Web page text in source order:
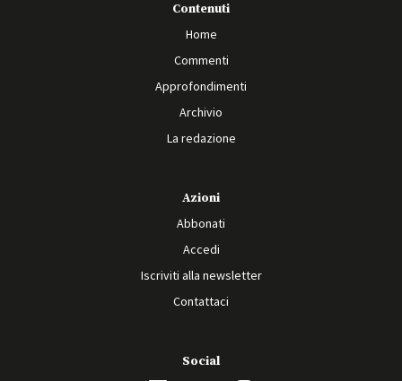
Contenuti
Home
Commenti
Approfondimenti
Archivio
La redazione
Azioni
Abbonati
Accedi
Iscriviti alla newsletter
Contattaci
Social